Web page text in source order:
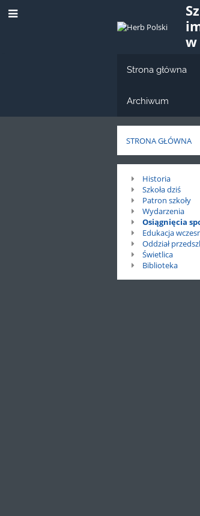
w
Strona główna
Archiwum
STRONA GŁÓWNA
szkole
Historia
Szkoła dziś
Patron szkoły
Wydarzenia
Osiągnięcia
Edukacja
Oddział
Świetlica
Biblioteka